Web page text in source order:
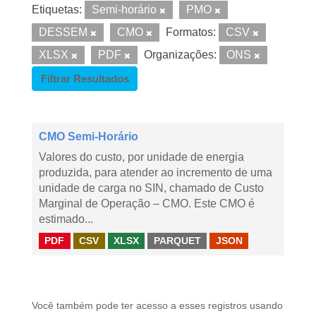
Etiquetas: Semi-horário
PMO
DESSEM
CMO Formatos:
CSV
XLSX
PDF Organizações:
ONS
Filtrar Resultados
CMO Semi-Horário
Valores do custo, por unidade de energia
produzida, para atender ao incremento de uma
unidade de carga no SIN, chamado de Custo
Marginal de Operação – CMO. Este CMO é
estimado...
PDF CSV XLSX PARQUET JSON
Você também pode ter acesso a esses registros usando